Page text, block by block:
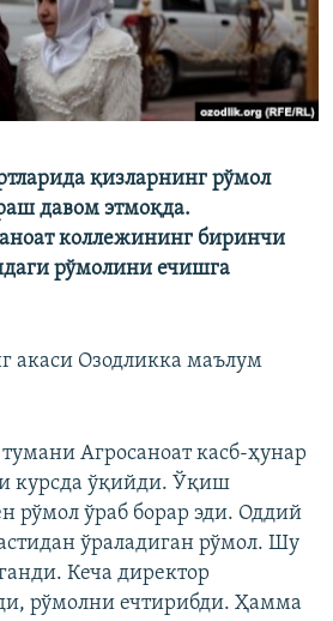
қизларнинг рўмол
давом этмоқда.
коллежининг биринчи
рўмолини ечишга
акаси Озодликка маълум
Агросаноат касб-ҳунар
курсда ўқийди. Ўқиш
рўмол ўраб борар эди. Оддий
ўраладиган рўмол. Шу
Кеча директор
рўмолни ечтирибди. Ҳамма